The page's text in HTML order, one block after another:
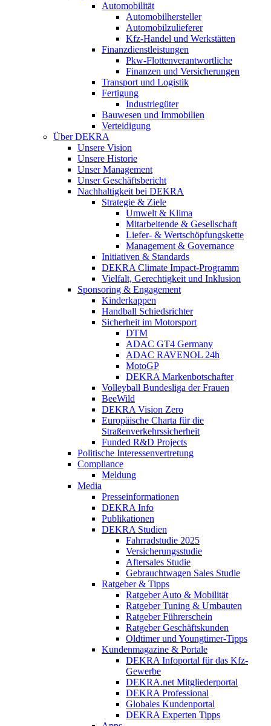
Automobilität
Automobilhersteller
Automobilzulieferer
Kfz-Handel und Werkstätten
Finanzdienstleistungen
Pkw‑Flottenverantwortliche
Finanzen und Versicherungen
Transport und Logistik
Fertigung
Industriegüter
Bauwesen und Immobilien
Verteidigung
Über DEKRA
Unsere Vision
Unsere Historie
Unser Management
Unser Geschäftsbericht
Nachhaltigkeit bei DEKRA
Strategie & Ziele
Umwelt & Klima
Mitarbeitende & Gesellschaft
Liefer- & Wertschöpfungskette
Management & Governance
Initiativen & Standards
DEKRA Climate Impact-Programm
Vielfalt, Gerechtigkeit und Inklusion​
Sponsoring & Engagement
Kinderkappen
Handball Schiedsrichter
Sicherheit im Motorsport
DTM
ADAC GT4 Germany
ADAC RAVENOL 24h
MotoGP
DEKRA Markenbotschafter
Volleyball Bundesliga der Frauen
BeeWild
DEKRA Vision Zero
Europäische Charta für die
Straßenverkehrssicherheit
Funded R&D Projects
Politische Interessenvertretung
Compliance
Meldung
Media
Presseinformationen
DEKRA Info
Publikationen
DEKRA Studien
Fahrradstudie 2025
Versicherungsstudie
Aftersales Studie
Gebrauchtwagen Sales Studie
Ratgeber & Tipps
Ratgeber Auto & Mobilität
Ratgeber Tuning & Umbauten
Ratgeber Führerschein
Ratgeber Geschäftskunden
Oldtimer und Youngtimer-Tipps
Kundenmagazine & Portale
DEKRA Infoportal für das Kfz-
Gewerbe
DEKRA.net Mitgliederportal
DEKRA Professional
Globales Kundenportal
DEKRA Experten Tipps